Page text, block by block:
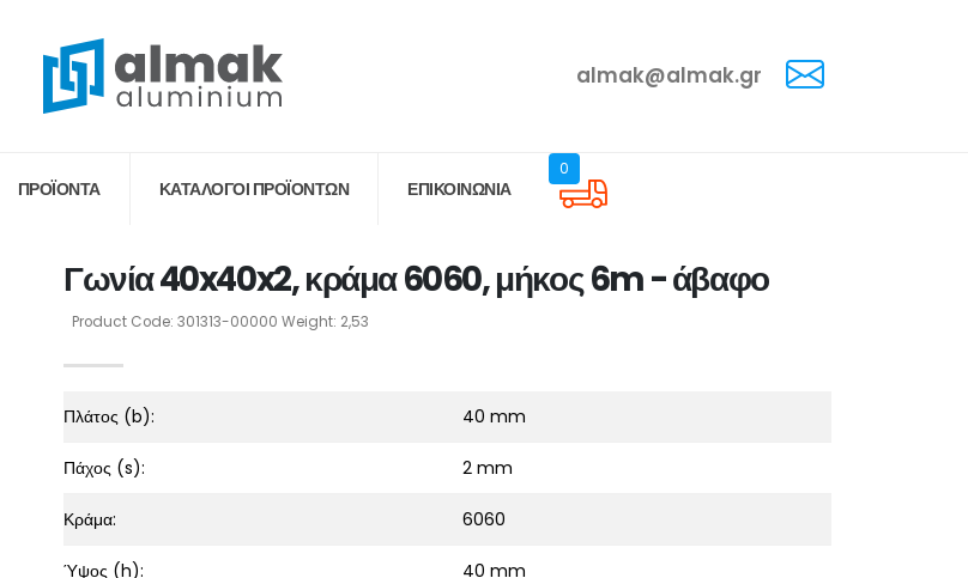
almak@almak.gr
ΠΡΟΪΟΝΤΑ ΚΑΤΆΛΟΓΟΙ ΠΡΟΪΌΝΤΩΝ ΕΠΙΚΟΙΝΩΝΙΑ
0
Γωνία 40x40x2, κράμα 6060, μήκος 6m - άβαφο
Product Code: 301313-00000 Weight: 2,53
Πλάτος (b): 40 mm
Πάχος (s): 2 mm
Κράμα: 6060
Ύψος (h): 40 mm